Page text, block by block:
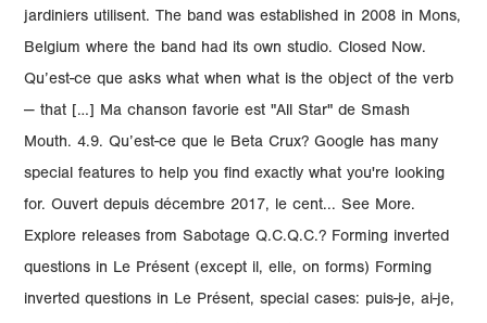
jardiniers utilisent. The band was established in 2008 in Mons,
Belgium where the band had its own studio. Closed Now.
Qu’est-ce que asks what when what is the object of the verb
— that […] Ma chanson favorie est "All Star" de Smash
Mouth. 4.9. Qu’est-ce que le Beta Crux? Google has many
special features to help you find exactly what you're looking
for. Ouvert depuis décembre 2017, le cent... See More.
Explore releases from Sabotage Q.C.Q.C.? Forming inverted
questions in Le Présent (except il, elle, on forms) Forming
inverted questions in Le Présent, special cases: puis-je, ai-je,